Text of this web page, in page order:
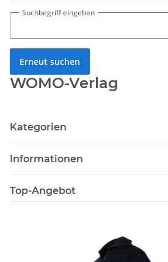
Suchbegriff eingeben
Erneut suchen
WOMO-Verlag
Kategorien
Informationen
Top-Angebot